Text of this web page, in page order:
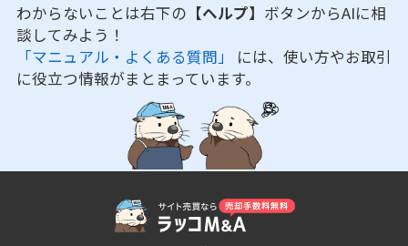
わからないことは右下の 【ヘルプ】 ボタンからAIに相
談してみよう！
「マニュアル・よくある質問」 には、使い方やお取引
に役立つ情報がまとまっています。